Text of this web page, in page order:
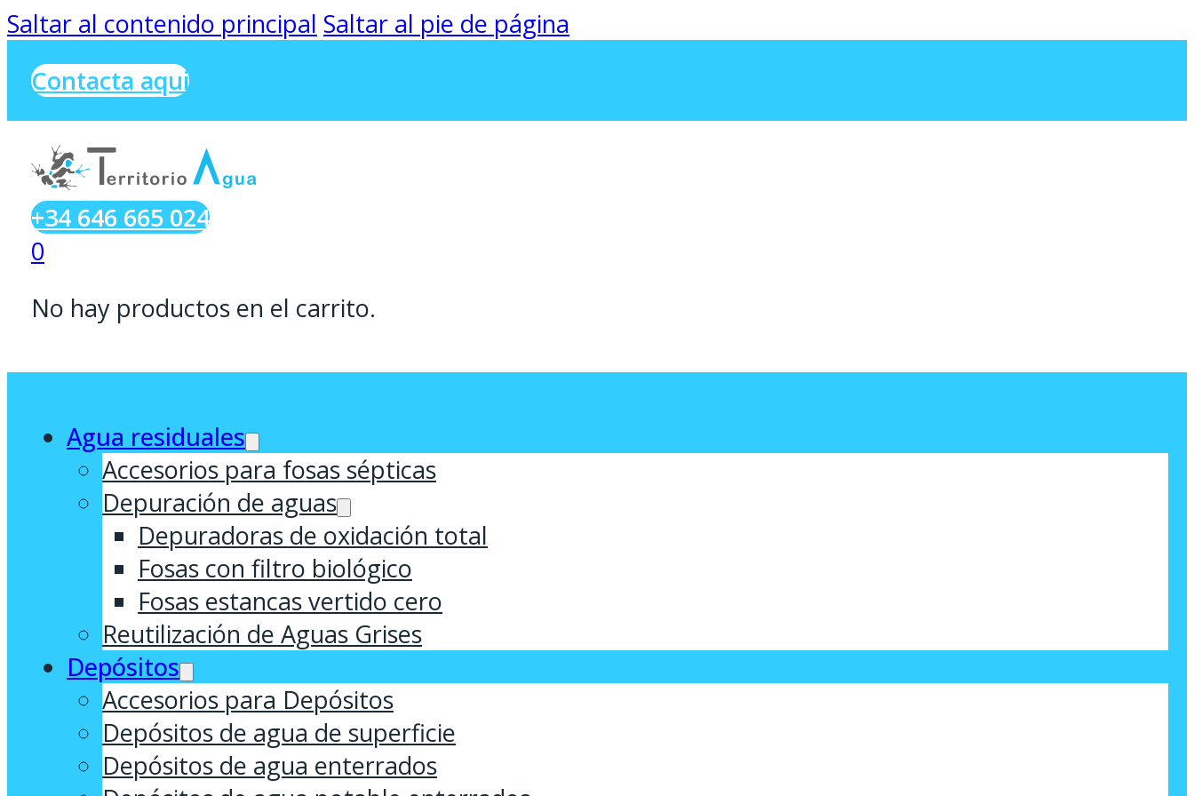
Saltar al contenido principal Saltar al pie de página
Contacta aqui
+34 646 665 024
0
No hay productos en el carrito.
Agua residuales
Accesorios para fosas sépticas
Depuración de aguas
Depuradoras de oxidación total
Fosas con filtro biológico
Fosas estancas vertido cero
Reutilización de Aguas Grises
Depósitos
Accesorios para Depósitos
Depósitos de agua de superficie
Depósitos de agua enterrados